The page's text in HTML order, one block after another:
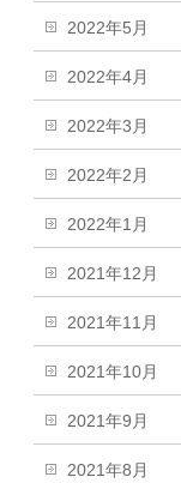
2022年5月
2022年4月
2022年3月
2022年2月
2022年1月
2021年12月
2021年11月
2021年10月
2021年9月
2021年8月